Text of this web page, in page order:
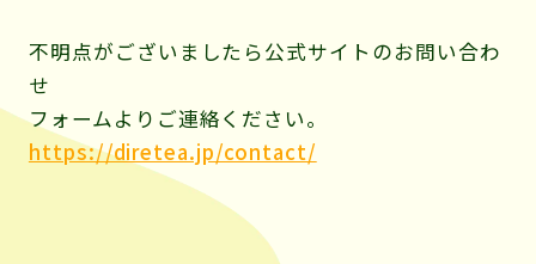
不明点がございましたら公式サイトのお問い合わ
せ
フォームよりご連絡ください。
https://diretea.jp/contact/